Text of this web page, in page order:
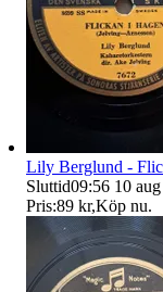
Lily Berglund -
Sluttid09:56 10
Pris:89 kr,Köp nu.